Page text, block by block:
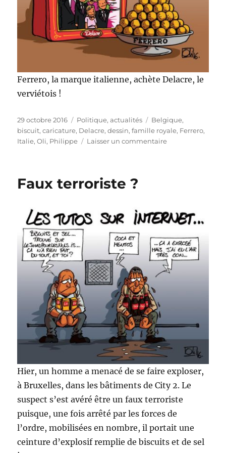
Ferrero, la marque italienne, achète Delacre, le
verviétois !
Publié
le
29 octobre 2016 Catégories
Politique, actualités Étiquettes
Belgique,
biscuit,caricature, Delacre,dessin,famille royale, Ferrero,
Italie,Oli, Philippe Laisser un commentairesur
Faux terroriste ?
Hier, un homme a menacé de se faire exploser,
à Bruxelles, dans les bâtiments de City 2. Le
suspect s’est avéré être un faux terroriste
puisque, une fois arrêté par les forces de
l’ordre, mobilisées en nombre, il portait une
ceinture d’explosif remplie de biscuits et de sel